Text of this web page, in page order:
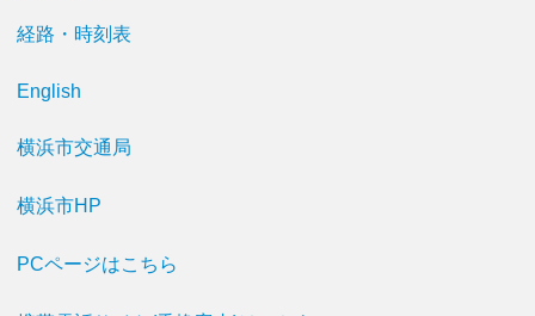
経路・時刻表
English
横浜市交通局
横浜市HP
PCページはこちら